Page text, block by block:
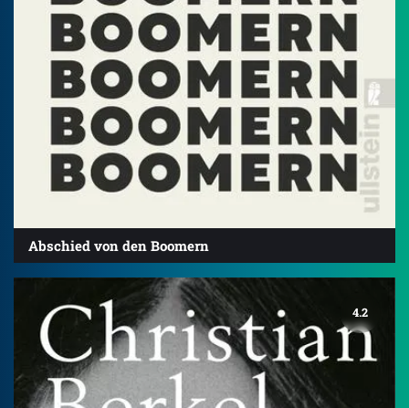
Abschied von den Boomern
4.2